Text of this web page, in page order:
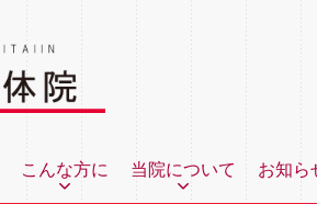
こんな方に 当院について お知ら